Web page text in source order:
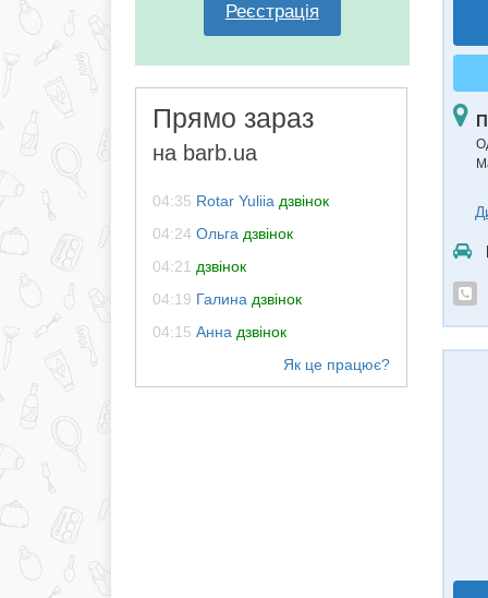
Реєстрація
Прямо зараз
на barb.ua
04:35 Rotar Yuliia дзвінок
04:24 Ольга дзвінок
04:21 дзвінок
04:19 Галина дзвінок
04:15 Анна дзвінок